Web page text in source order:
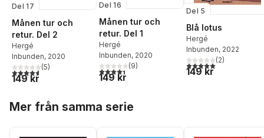
Del 17
Månen tur och
retur. Del 2
Hergé
Inbunden, 2020
4,6utav 5 stjärnor. Totalt antal röster:
(5)
149 kr
Del 16
Månen tur och
retur. Del 1
Hergé
Inbunden, 2020
4,4utav 5 stjärnor. Totalt antal röster:
(9)
149 kr
Del 5
Blå lotus
Hergé
Inbunden, 2022
5,0utav 5 stjärnor.
(2)
149 kr
Mer från samma serie